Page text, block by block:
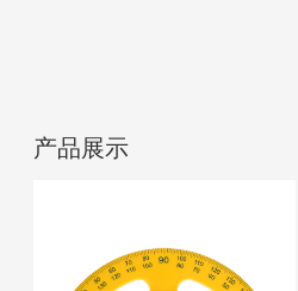
产品展示